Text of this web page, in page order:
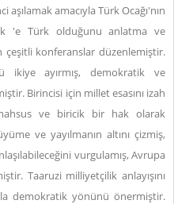
amacıyla Türk Ocağı'nın
'e Türk olduğunu anlatma ve
konferanslar düzenlemiştir.
ikiye ayırmış, demokratik ve
Birincisi için millet esasını izah
ve biricik bir hak olarak
ve yayılmanın altını çizmiş,
vurgulamış, Avrupa
Taaruzi milliyetçilik anlayışını
demokratik yönünü önermiştir.